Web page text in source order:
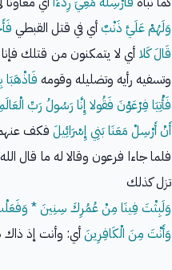
وَلَهُمْ عَلَيَّ ذَنْبٌأي في قتل القبطي
قَالَ كَلا أي لا يتمكنون من قتلك
وتسفيه رأيه وتضليله وقومه فَاذْهَبَا
فَأْتِيَا فِرْعَوْنَ فَقُولا إِنَّا رَسُولُ رَبِّ
أَنْ أَرْسِلْ مَعَنَا بَنِي إِسْرَائِيلَ فكف عنهم
فلما جاءا فرعون وقالا له ما قال
تزل كذلك
وَلَبِثْتَ فِينَا مِنْ عُمُرِكَ سِنِينَ *
وَأَنْتَ مِنَ الْكَافِرِينَأي: وأنت إذ ذاك